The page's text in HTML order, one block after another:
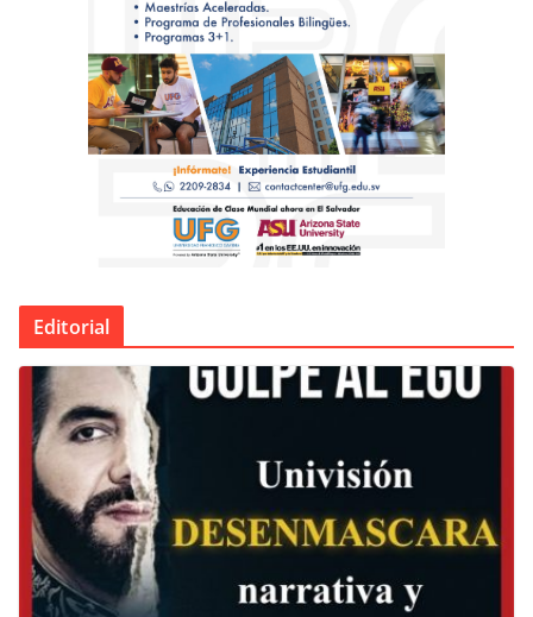
Editorial